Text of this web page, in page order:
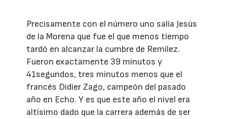
Precisamente con el número uno salía Jesús
de la Morena que fue el que menos tiempo
tardó en alcanzar la cumbre de Remilez.
Fueron exactamente 39 minutos y
41segundos, tres minutos menos que el
francés Didier Zago, campeón del pasado
año en Echo. Y es que este año el nivel era
altísimo dado que la carrera además de ser